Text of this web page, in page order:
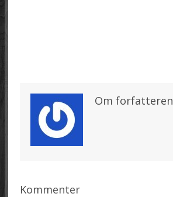
Om forfatteren
Kommenter